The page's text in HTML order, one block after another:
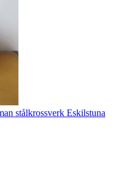
stålkrossverk Eskilstuna